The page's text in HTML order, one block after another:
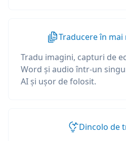
Traducere în
Tradu imagini, capturi de
Word și audio într-un
AI și ușor de folosit.
Dincolo de